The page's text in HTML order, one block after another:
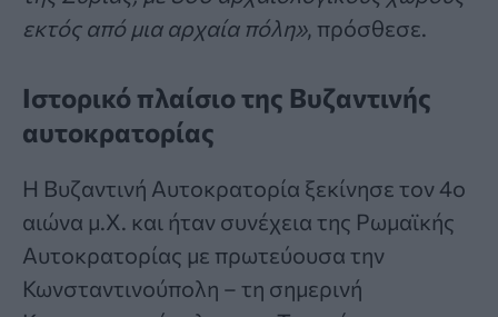
εκτός από μια αρχαία πόλη», πρόσθεσε.
Ιστορικό πλαίσιο της Βυζαντινής
αυτοκρατορίας
Η Βυζαντινή Αυτοκρατορία ξεκίνησε τον 4ο
αιώνα μ.Χ. και ήταν συνέχεια της Ρωμαϊκής
Αυτοκρατορίας με πρωτεύουσα την
Κωνσταντινούπολη – τη σημερινή